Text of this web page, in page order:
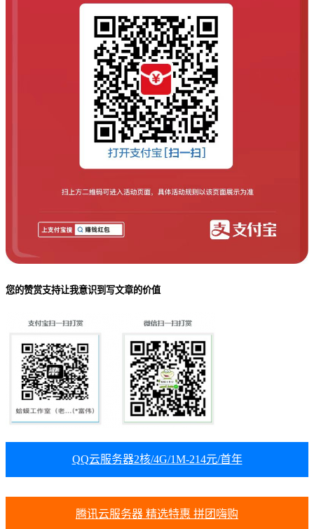
您的赞赏支持让我意识到写文章的价值
QQ云服务器2核/4G/1M-214元/首年
腾讯云服务器 精选特惠 拼团嗨购